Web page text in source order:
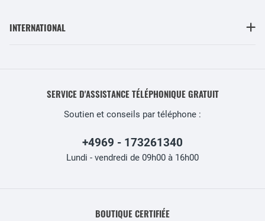
INTERNATIONAL
SERVICE D'ASSISTANCE TÉLÉPHONIQUE GRATUIT
Soutien et conseils par téléphone :
+4969 - 173261340
Lundi - vendredi de 09h00 à 16h00
BOUTIQUE CERTIFIÉE